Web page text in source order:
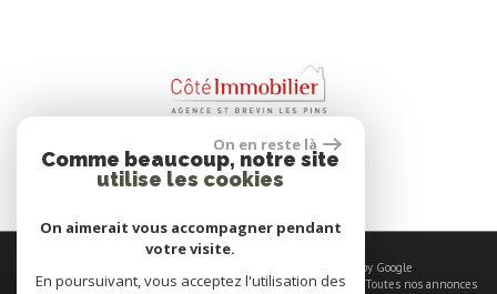
© 2026 | Tous droits réservés | Traduction powered by Google
Plan du site-Mentions légales-Nos honoraires-Liens- Admin Toutes nos annonces
On en reste là
Comme beaucoup, notre site
utilise les cookies
On aimerait vous accompagner pendant
votre visite.
En poursuivant, vous acceptez l'utilisation des